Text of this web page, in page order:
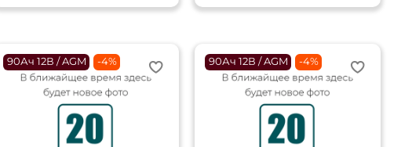
90Ач 12В / AGM -4% 90Ач 12В / AGM -4%